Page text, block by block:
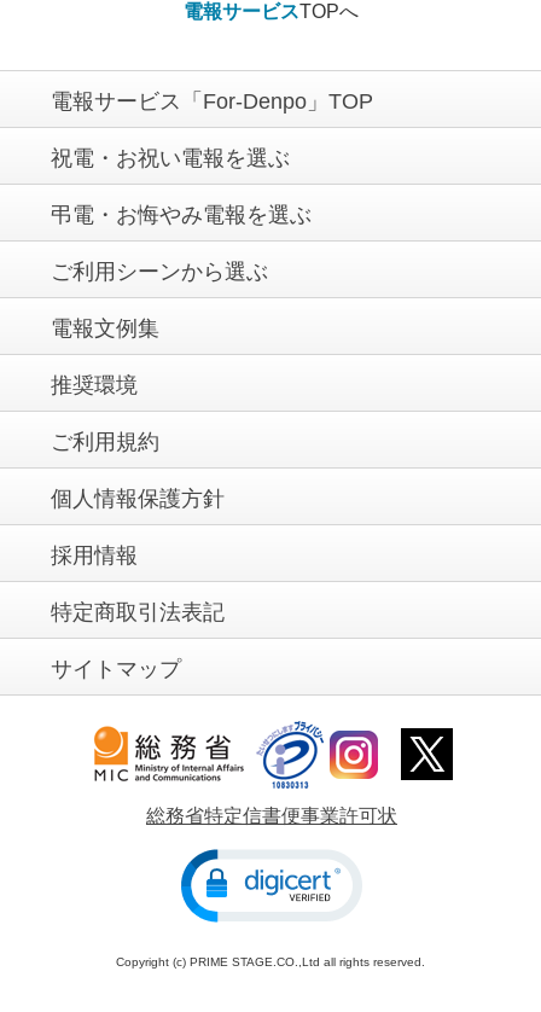
電報サービスTOPへ
電報サービス「For-Denpo」TOP
祝電・お祝い電報を選ぶ
弔電・お悔やみ電報を選ぶ
ご利用シーンから選ぶ
電報文例集
推奨環境
ご利用規約
個人情報保護方針
採用情報
特定商取引法表記
サイトマップ
総務省特定信書便事業許可状
Copyright (c) PRIME STAGE.CO.,Ltd all rights reserved.